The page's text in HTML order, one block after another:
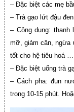
– Đặc biệt các mẹ
– Trà gạo lứt đậu
– Công dụng:
mỡ, giảm cân, ngừa
tốt cho hệ tiêu hoá …
– Đặc biệt uống trà
– Cách pha: đun
trong 10-15 phút.